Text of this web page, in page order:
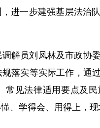
进一步建强基层法治
解员刘凤林及市政协
落实等实际工作，通
常见法律适用要点及
、学得会、用得上，现